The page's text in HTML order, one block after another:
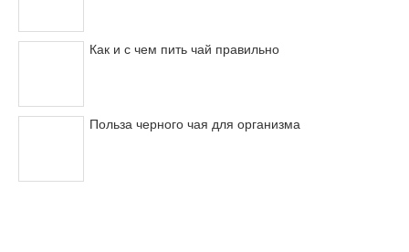
Как и с чем пить чай правильно
Польза черного чая для организма